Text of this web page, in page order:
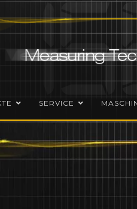
SERVICE